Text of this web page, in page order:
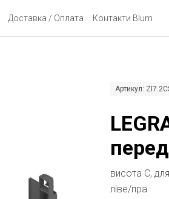
Доставка / Оплата Контакти Blum
Артикул:
висота C,
ліве/пра